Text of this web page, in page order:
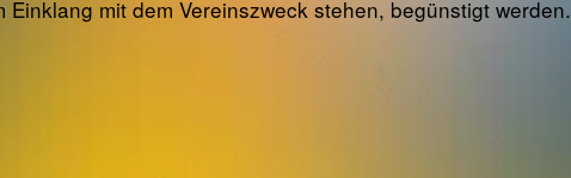
mit dem Vereinszweck stehen, begünstigt werden.